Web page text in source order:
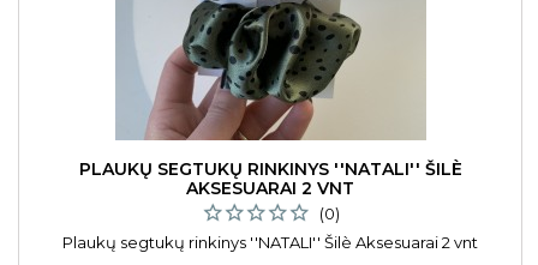
PLAUKŲ SEGTUKŲ RINKINYS ''NATALI'' ŠILÈ
AKSESUARAI 2 VNT
(0)
Plaukų segtukų rinkinys ''NATALI'' Šilè Aksesuarai 2 vnt